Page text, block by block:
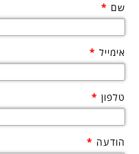
שם *
אימייל *
טלפון *
הודעה *